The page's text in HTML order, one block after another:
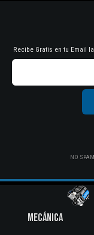
Recibe Gratis en tu Email
NO
MECÁNICA